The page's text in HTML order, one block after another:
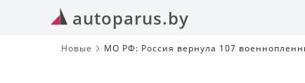
autoparus.by
Новые МО РФ: Россия вернула 107